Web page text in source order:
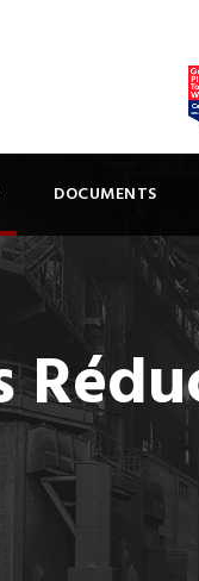
DOCUMENTS